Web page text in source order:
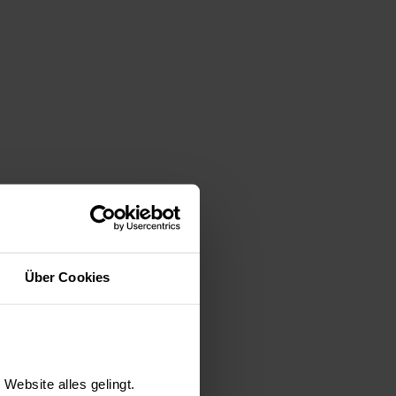
Über Cookies
alles gelingt.
von